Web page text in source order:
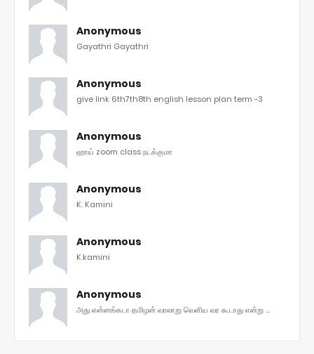
Anonymous
Gayathri Gayathri
Anonymous
give link 6th7th8th english lesson plan term -3
Anonymous
ஹாய் zoom class நடக்குமா
Anonymous
K. Kamini
Anonymous
K.kamini
Anonymous
அது என்னங்கடா தமிழன் வரலாறு வெளிய வர கூடாது என்று ...